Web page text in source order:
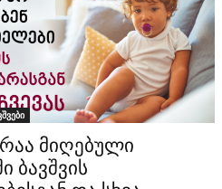
მიღებული
ბავშვის